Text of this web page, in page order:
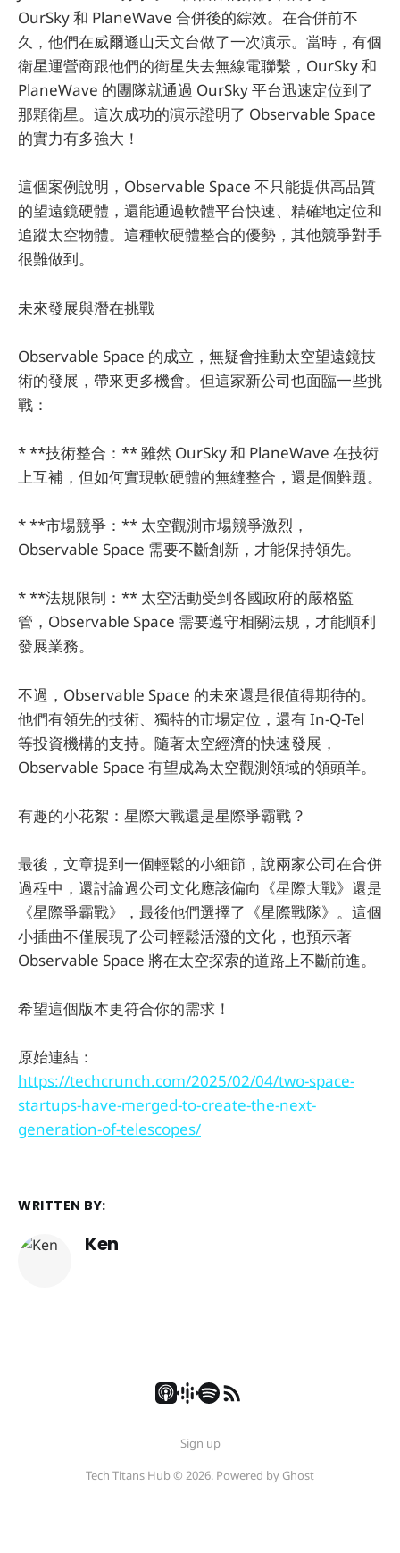
OurSky 和 PlaneWave 合併後的綜效。在合併前不
久，他們在威爾遜山天文台做了一次演示。當時，有個
衛星運營商跟他們的衛星失去無線電聯繫，OurSky 和
PlaneWave 的團隊就通過 OurSky 平台迅速定位到了
那顆衛星。這次成功的演示證明了 Observable Space
的實力有多強大！
這個案例說明，Observable Space 不只能提供高品質
的望遠鏡硬體，還能通過軟體平台快速、精確地定位和
追蹤太空物體。這種軟硬體整合的優勢，其他競爭對手
很難做到。
未來發展與潛在挑戰
Observable Space 的成立，無疑會推動太空望遠鏡技
術的發展，帶來更多機會。但這家新公司也面臨一些挑
戰：
* **技術整合：** 雖然 OurSky 和 PlaneWave 在技術
上互補，但如何實現軟硬體的無縫整合，還是個難題。
* **市場競爭：** 太空觀測市場競爭激烈，
Observable Space 需要不斷創新，才能保持領先。
* **法規限制：** 太空活動受到各國政府的嚴格監
管，Observable Space 需要遵守相關法規，才能順利
發展業務。
不過，Observable Space 的未來還是很值得期待的。
他們有領先的技術、獨特的市場定位，還有 In-Q-Tel
等投資機構的支持。隨著太空經濟的快速發展，
Observable Space 有望成為太空觀測領域的領頭羊。
有趣的小花絮：星際大戰還是星際爭霸戰？
最後，文章提到一個輕鬆的小細節，說兩家公司在合併
過程中，還討論過公司文化應該偏向《星際大戰》還是
《星際爭霸戰》，最後他們選擇了《星際戰隊》。這個
小插曲不僅展現了公司輕鬆活潑的文化，也預示著
Observable Space 將在太空探索的道路上不斷前進。
希望這個版本更符合你的需求！
原始連結：
https://techcrunch.com/2025/02/04/two-space-
startups-have-merged-to-create-the-next-
generation-of-telescopes/
WRITTEN BY:
Ken
Sign up
Tech Titans Hub © 2026. Powered by Ghost